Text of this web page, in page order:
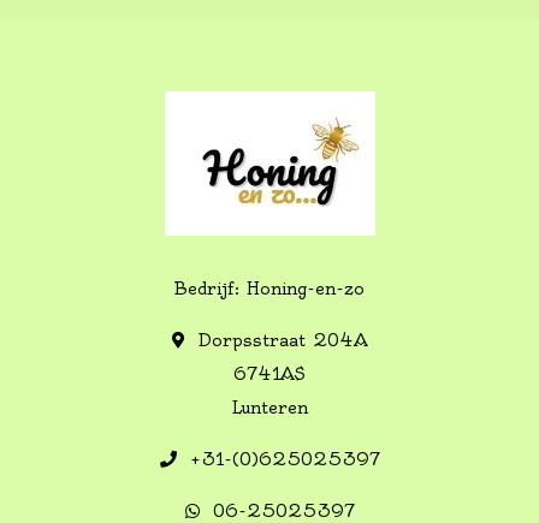
Bedrijf: Honing-en-zo
Dorpsstraat 204A
6741AS
Lunteren
+31-(0)625025397
06-25025397